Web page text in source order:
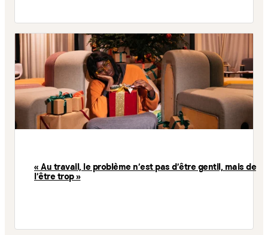
« Au travail, le problème n’est pas d’être gentil, mais de
l’être trop »